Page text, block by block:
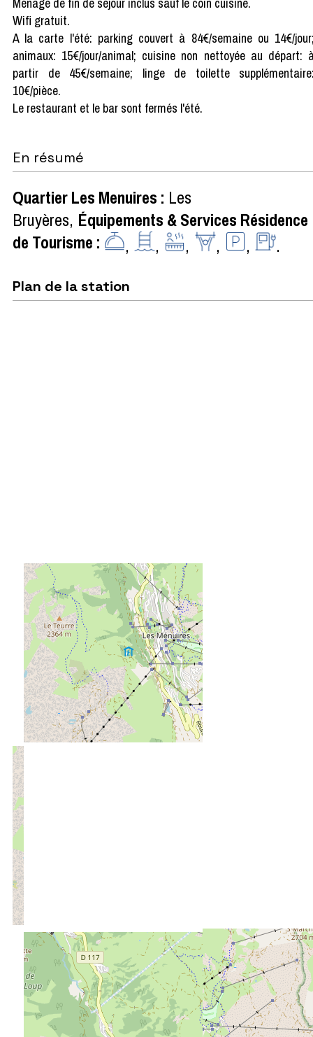
Wifi gratuit.
A la carte l'été: parking couvert à 84€/semaine ou 14€/
animaux: 15€/jour/animal; cuisine non nettoyée au départ:
partir de 45€/semaine; linge de toilette
10€/pièce.
Le restaurant et le bar sont fermés l'été.
En résumé
Quartier Les Menuires : Les
Bruyères Équipements & Services Résidence
de Tourisme :
Plan de la station